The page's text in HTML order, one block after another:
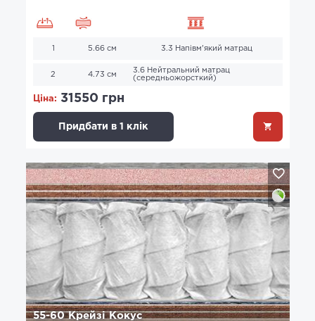
1 5.66 см 3.3 Напівм'який матрац
2 4.73 см
3.6 Нейтральний матрац
(середньожорсткий)
Ціна: 31550 грн
Придбати в 1 клік
55-60 Крейзі Кокус